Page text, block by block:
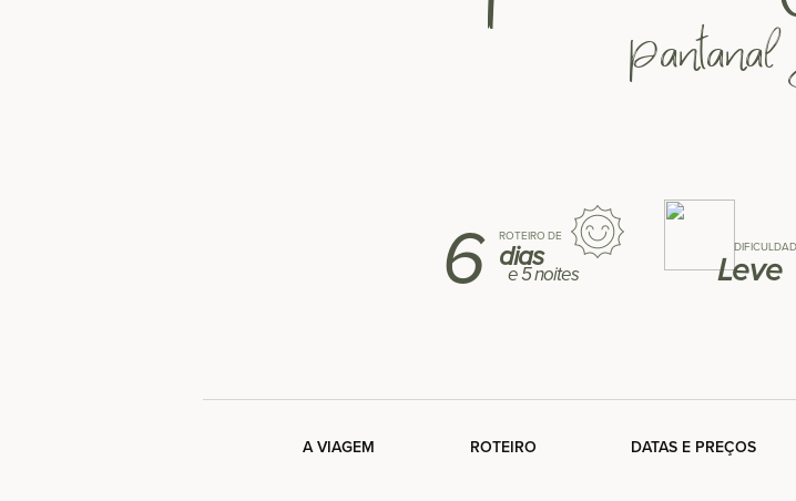
ROTEIRO DE
6 dias
e5 noites Leve
A VIAGEM ROTEIRO DATAS E PREÇOS